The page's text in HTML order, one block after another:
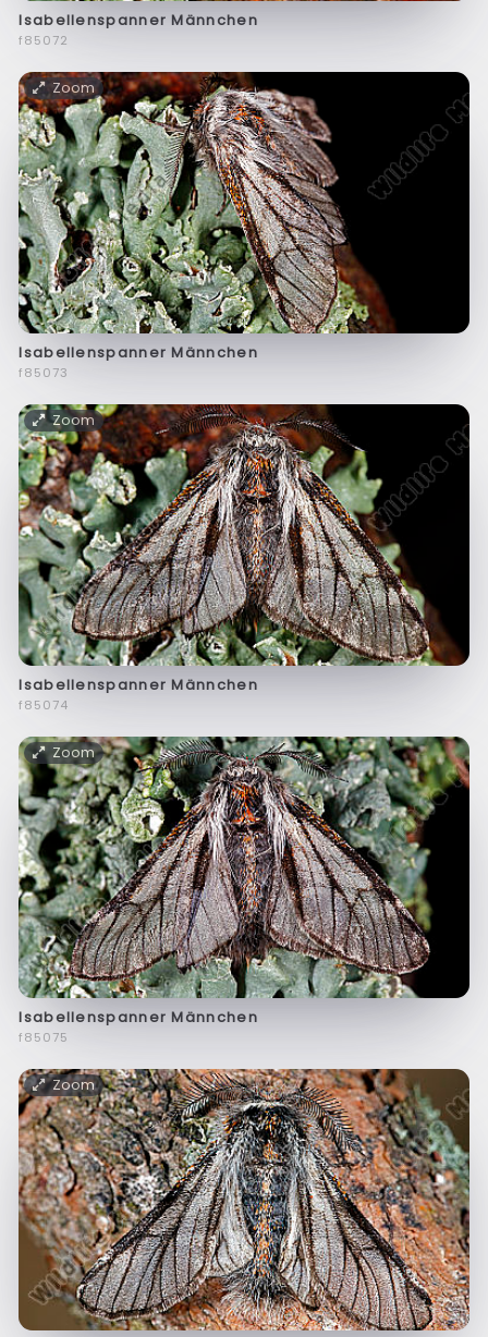
Isabellenspanner Männchen
f85072
Zoom
Isabellenspanner Männchen
f85073
Zoom
Isabellenspanner Männchen
f85074
Zoom
Isabellenspanner Männchen
f85075
Zoom